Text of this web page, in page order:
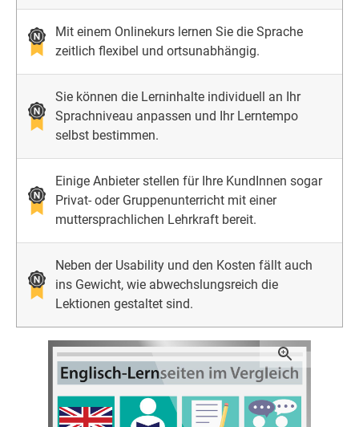
Mit einem Onlinekurs lernen Sie die Sprache
zeitlich flexibel und ortsunabhängig.
Sie können die Lerninhalte individuell an Ihr
Sprachniveau anpassen und Ihr Lerntempo
selbst bestimmen.
Einige Anbieter stellen für Ihre KundInnen sogar
Privat- oder Gruppenunterricht mit einer
muttersprachlichen Lehrkraft bereit.
Neben der Usability und den Kosten fällt auch
ins Gewicht, wie abwechslungsreich die
Lektionen gestaltet sind.